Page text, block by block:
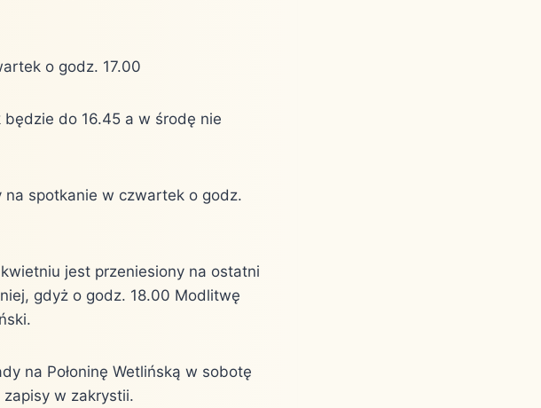
o godz. 17.00
do 16.45 a w środę nie
na spotkanie w czwartek o godz.
jest przeniesiony na ostatni
gdyż o godz. 18.00 Modlitwę
na Połoninę Wetlińską w sobotę
zapisy w zakrystii.